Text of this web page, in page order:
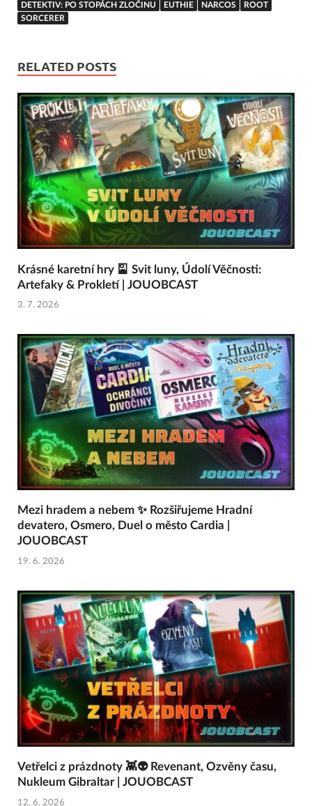
DETEKTIV: PO STOPÁCH ZLOČINU EUTHIE NARCOS
ROOT
SORCERER
RELATED POSTS
Krásné karetní hry 🎴 Svit luny, Údolí Věčnosti:
Artefaky & Prokletí | JOUOBCAST
3. 7. 2026
Mezi hradem a nebem ✨ Rozšiřujeme Hradní
devatero, Osmero, Duel o město Cardia |
JOUOBCAST
19. 6. 2026
Vetřelci z prázdnoty 👾👽 Revenant, Ozvěny času,
Nukleum Gibraltar | JOUOBCAST
12. 6. 2026